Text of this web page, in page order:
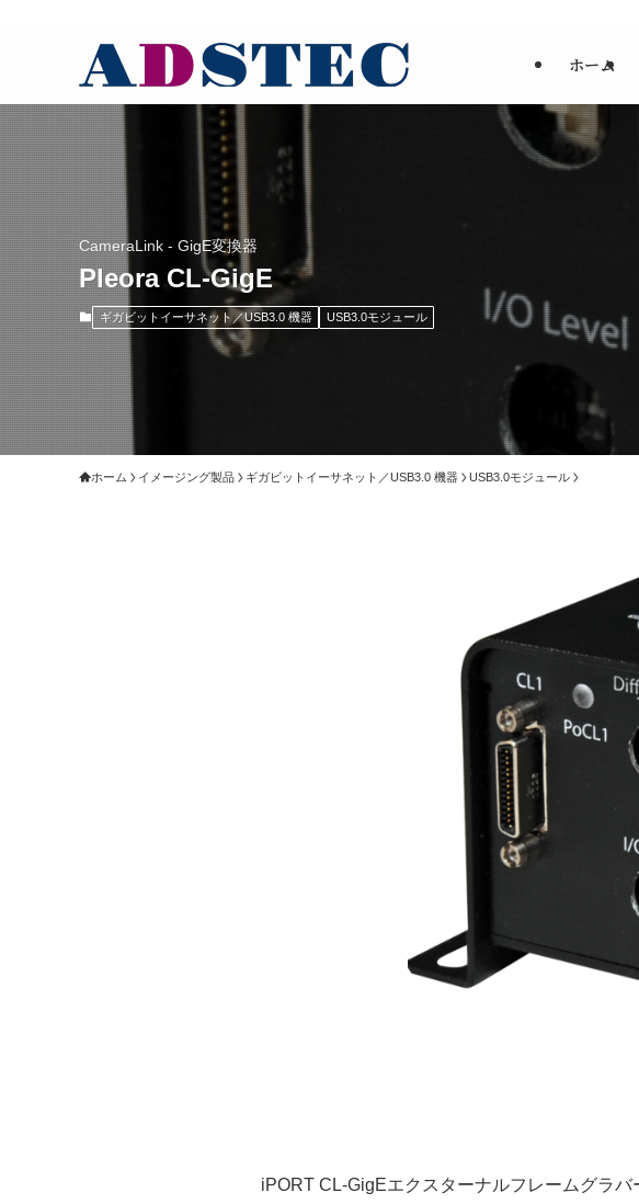
ホーム
CameraLink - GigE変換器
Pleora CL-GigE
ギガビットイーサネット／USB3.0 機器 USB3.0モジュール
ホーム イメージング製品 ギガビットイーサネット／USB3.0 機器 USB3.0モジュール
iPORT CL-GigEエクスターナルフレームグラ